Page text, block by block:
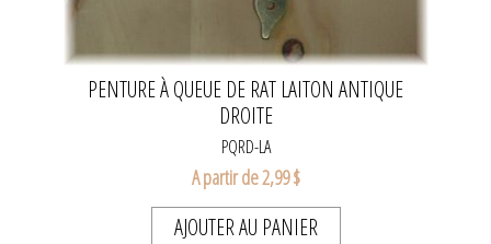
PENTURE À QUEUE DE RAT LAITON ANTIQUE
DROITE
PQRD-LA
A partir de 2,99 $
AJOUTER AU PANIER